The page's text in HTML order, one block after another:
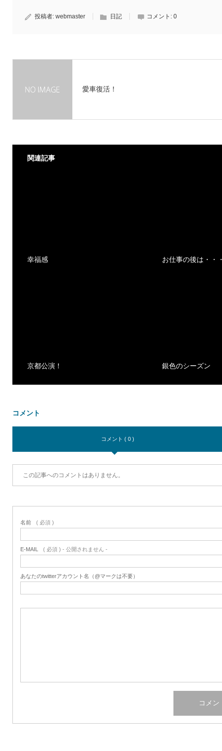
投稿者: webmaster 日記 コメント: 0
愛車復活！
関連記事
幸福感 お仕事の後は・・
京都公演！ 銀色のシーズン
コメント
コメント ( 0 )
この記事へのコメントはありません。
名前 ( 必須 )
E-MAIL ( 必須 ) - 公開されません -
あなたのtwitterアカウント名（@マークは不要）